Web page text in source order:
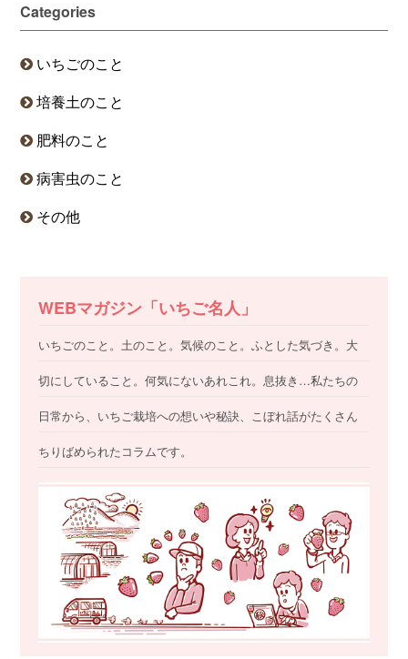
Categories
いちごのこと
培養土のこと
肥料のこと
病害虫のこと
その他
WEBマガジン「いちご名人」
いちごのこと。土のこと。気候のこと。ふとした気づき。大
切にしていること。何気にないあれこれ。息抜き…私たちの
日常から、いちご栽培への想いや秘訣、こぼれ話がたくさん
ちりばめられたコラムです。